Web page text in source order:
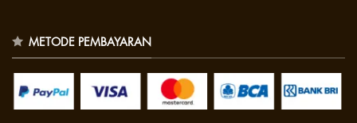
METODE PEMBAYARAN